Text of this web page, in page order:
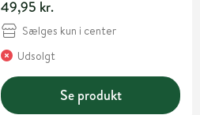
49,95 kr.
Sælges kun i center
Udsolgt
Se produkt